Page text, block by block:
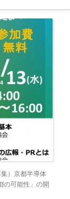
集）京都半導体
の可能性」の開